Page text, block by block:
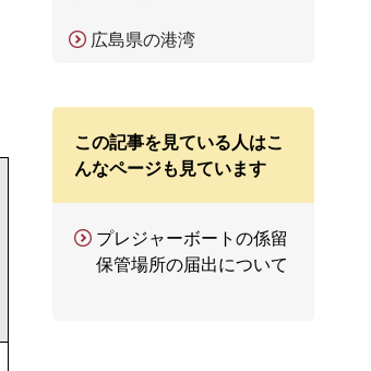
広島県の港湾
この記事を見ている人はこ
んなページも見ています
プレジャーボートの係留
保管場所の届出について